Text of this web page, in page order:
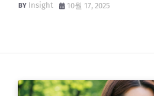
Insight
10월 17, 2025